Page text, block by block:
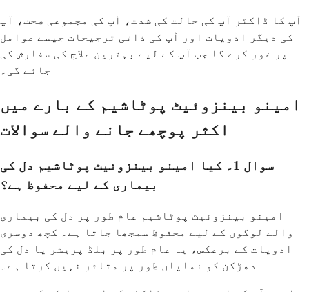
آپ کا ڈاکٹر آپ کی حالت کی شدت، آپ کی مجموعی صحت، آپ
کی دیگر ادویات اور آپ کی ذاتی ترجیحات جیسے عوامل
پر غور کرے گا جب آپ کے لیے بہترین علاج کی سفارش کی
جائے گی۔
امینو بینزوئیٹ پوٹاشیم کے بارے میں
اکثر پوچھے جانے والے سوالات
سوال 1۔ کیا امینو بینزوئیٹ پوٹاشیم دل کی
بیماری کے لیے محفوظ ہے؟
امینو بینزوئیٹ پوٹاشیم عام طور پر دل کی بیماری
والے لوگوں کے لیے محفوظ سمجھا جاتا ہے۔ کچھ دوسری
ادویات کے برعکس، یہ عام طور پر بلڈ پریشر یا دل کی
دھڑکن کو نمایاں طور پر متاثر نہیں کرتا ہے۔